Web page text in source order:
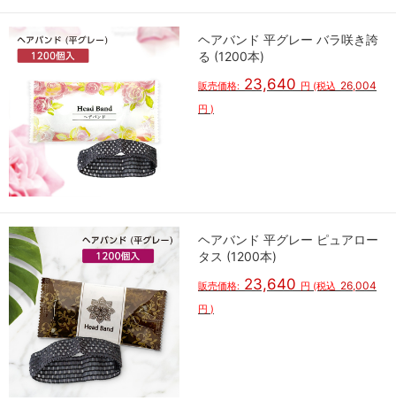
ヘアバンド 平グレー バラ咲き誇
る (1200本)
販売価格: 23,640 円 (税込 26,004
円 )
ヘアバンド 平グレー ピュアロー
タス (1200本)
販売価格: 23,640 円 (税込 26,004
円 )